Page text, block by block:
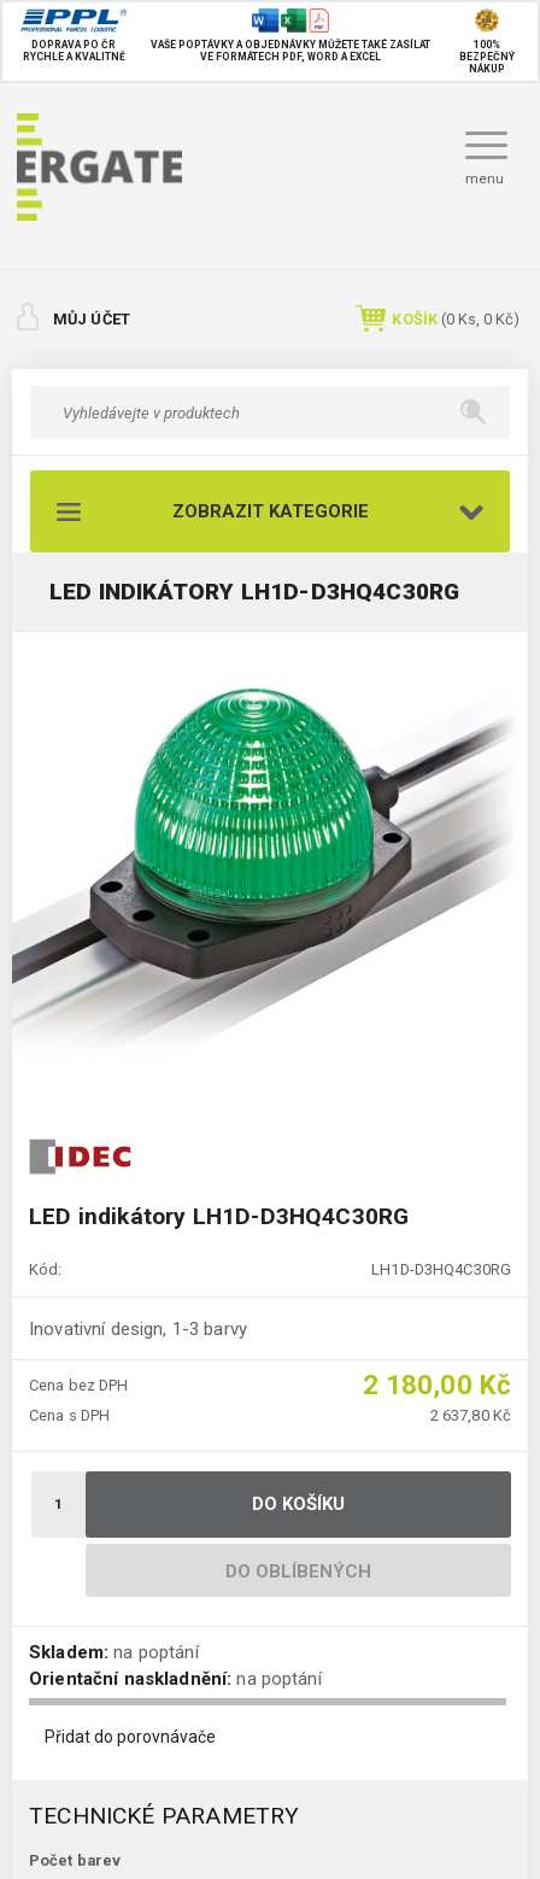
DOPRAVA PO ČR
RYCHLE A KVALITNĚ
VAŠE POPTÁVKY A OBJEDNÁVKY MŮŽETE TAKÉ ZASÍLAT
VE FORMÁTECH PDF, WORD A EXCEL
100%
BEZPEČNÝ
NÁKUP
menu
MŮJ ÚČET KOŠÍK (0 Ks, 0 Kč)
ZOBRAZIT KATEGORIE
LED INDIKÁTORY LH1D-D3HQ4C30RG
LED indikátory LH1D-D3HQ4C30RG
Kód: LH1D-D3HQ4C30RG
Inovativní design, 1-3 barvy
Cena bez DPH 2 180,00 Kč
Cena s DPH 2 637,80 Kč
DO KOŠÍKU
DO OBLÍBENÝCH
Skladem: na poptání
Orientační naskladnění: na poptání
Přidat do porovnávače
TECHNICKÉ PARAMETRY
Počet barev